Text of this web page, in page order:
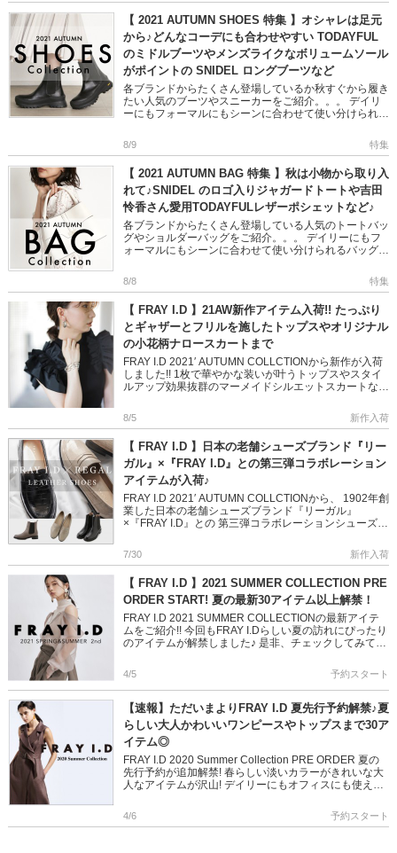
【 2021 AUTUMN SHOES 特集 】オシャレは足元
から♪どんなコーデにも合わせやすい TODAYFUL
のミドルブーツやメンズライクなボリュームソール
がポイントの SNIDEL ロングブーツなど
各ブランドからたくさん登場しているか秋すぐから履き
たい人気のブーツやスニーカーをご紹介。。。 デイリ
ーにもフォーマルにもシーンに合わせて使い分けられる
だ秋シューズをコーデ […]
8/9 特集
【 2021 AUTUMN BAG 特集 】秋は小物から取り入
れて♪SNIDEL のロゴ入りジャガードトートや吉田
怜香さん愛用TODAYFULレザーポシェットなど♪
各ブランドからたくさん登場している人気のトートバッ
グやショルダーバッグをご紹介。。。 デイリーにもフ
ォーマルにもシーンに合わせて使い分けられるバッグが
コーデに取り入れてみ […]
8/8 特集
【 FRAY I.D 】21AW新作アイテム入荷!! たっぷり
とギャザーとフリルを施したトップスやオリジナル
の小花柄ナロースカートまで
FRAY I.D 2021′ AUTUMN COLLCTIONから新作が入荷
しました!! 1枚で華やかな装いが叶うトップスやスタイ
ルアップ効果抜群のマーメイドシルエットスカートなど
8/5 新作入荷
【 FRAY I.D 】日本の老舗シューズブランド『リー
ガル』×『FRAY I.D』との第三弾コラボレーション
アイテムが入荷♪
FRAY I.D 2021′ AUTUMN COLLCTIONから、 1902年創
業した日本の老舗シューズブランド『リーガル』
×『FRAY I.D』との 第三弾コラボレーションシューズが
7/30 新作入荷
【 FRAY I.D 】2021 SUMMER COLLECTION PRE
ORDER START! 夏の最新30アイテム以上解禁！
FRAY I.D 2021 SUMMER COLLECTIONの最新アイテ
ムをご紹介!! 今回もFRAY I.Dらしい夏の訪れにぴったり
のアイテムが解禁しました♪ 是非、チェックしてみてく
4/5 予約スタート
【速報】ただいまよりFRAY I.D 夏先行予約解禁♪夏
らしい大人かわいいワンピースやトップスまで30ア
イテム◎
FRAY I.D 2020 Summer Collection PRE ORDER 夏の
先行予約が追加解禁! 春らしい淡いカラーがきれいな大
人なアイテムが沢山! デイリーにもオフィスにも使えま
4/6 予約スタート